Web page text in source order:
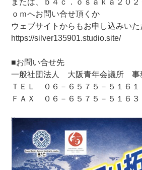
または、ｂ４ｃ．ｏｓａｋａ２０
ｏｍへお問い合せ頂くか
ウェブサイトからもお申し込みいた
https://silver135901.studio.site/
■お問い合せ先
一般社団法人 大阪青年会議所 事
ＴＥＬ ０６－６５７５－５１６１
ＦＡＸ ０６－６５７５－５１６３